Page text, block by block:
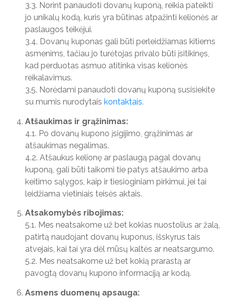
3.3. Norint panaudoti dovanų kuponą, reikia pateikti
jo unikalų kodą, kuris yra būtinas atpažinti kelionės ar
paslaugos teikėjui.
3.4. Dovanų kuponas gali būti perleidžiamas kitiems
asmenims, tačiau jo turėtojas privalo būti įsitikinęs,
kad perduotas asmuo atitinka visas kelionės
reikalavimus.
3.5. Norėdami panaudoti dovanų kuponą susisiekite
su mumis nurodytais kontaktais.
Atšaukimas ir grąžinimas:
4.1. Po dovanų kupono įsigijimo, grąžinimas ar
atšaukimas negalimas.
4.2. Atšaukus kelionę ar paslaugą pagal dovanų
kuponą, gali būti taikomi tie patys atšaukimo arba
keitimo sąlygos, kaip ir tiesioginiam pirkimui, jei tai
leidžiama vietiniais teisės aktais.
Atsakomybės ribojimas:
5.1. Mes neatsakome už bet kokias nuostolius ar žalą,
patirtą naudojant dovanų kuponus, išskyrus tais
atvejais, kai tai yra dėl mūsų kaltės ar neatsargumo.
5.2. Mes neatsakome už bet kokią prarastą ar
pavogtą dovanų kupono informaciją ar kodą.
Asmens duomenų apsauga: